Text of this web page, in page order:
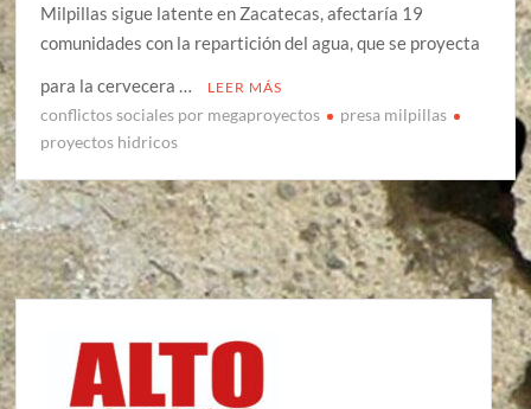
Milpillas sigue latente en Zacatecas, afectaría 19
comunidades con la repartición del agua, que se proyecta
para la cervecera …
LEER MÁS
conflictos sociales por megaproyectos
presa milpillas
proyectos hidricos